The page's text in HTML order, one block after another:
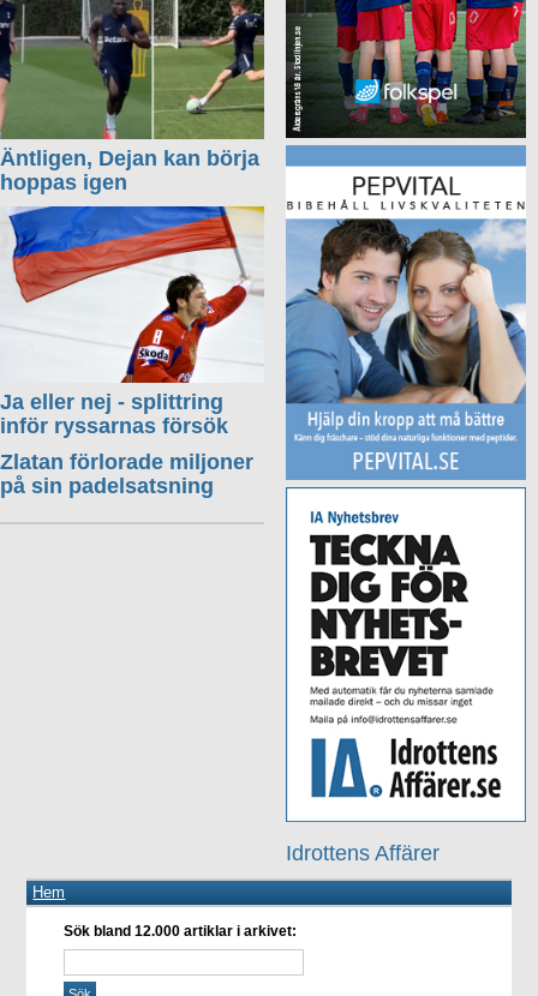
Idrottens Affärer
Äntligen, Dejan kan börja
hoppas igen
Ja eller nej - splittring
inför ryssarnas försök
Zlatan förlorade miljoner
på sin padelsatsning
Hem
Sök bland 12.000 artiklar i arkivet: